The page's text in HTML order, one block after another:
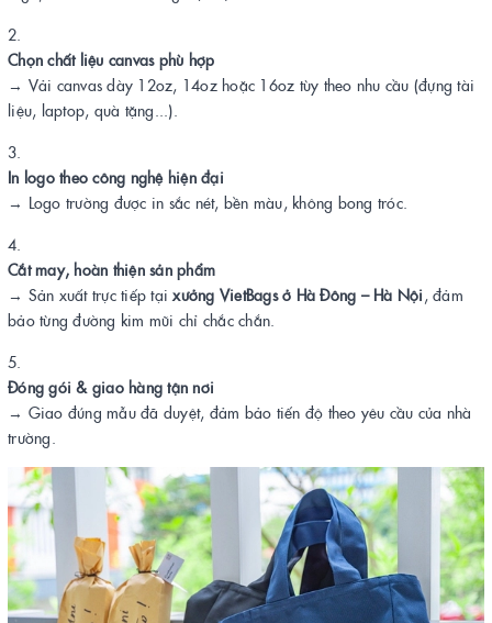
Chọn chất liệu canvas phù hợp
→ Vải canvas dày 12oz, 14oz hoặc 16oz tùy theo nhu cầu (đựng tài
liệu, laptop, quà tặng...).
In logo theo công nghệ hiện đại
→ Logo trường được in sắc nét, bền màu, không bong tróc.
Cắt may, hoàn thiện sản phẩm
→ Sản xuất trực tiếp tạixưởng VietBags ở Hà Đông – Hà Nội, đảm
bảo từng đường kim mũi chỉ chắc chắn.
Đóng gói & giao hàng tận nơi
→ Giao đúng mẫu đã duyệt, đảm bảo tiến độ theo yêu cầu của nhà
trường.